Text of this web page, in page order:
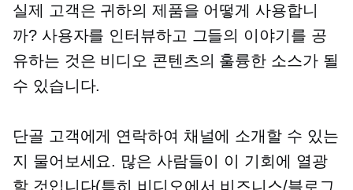
실제 고객은 귀하의 제품을 어떻게 사용합니
까? 사용자를 인터뷰하고 그들의 이야기를 공
유하는 것은 비디오 콘텐츠의 훌륭한 소스가 될
수 있습니다.
단골 고객에게 연락하여 채널에 소개할 수 있는
지 물어보세요. 많은 사람들이 이 기회에 열광
할 것입니다(특히 비디오에서 비즈니스/블로그